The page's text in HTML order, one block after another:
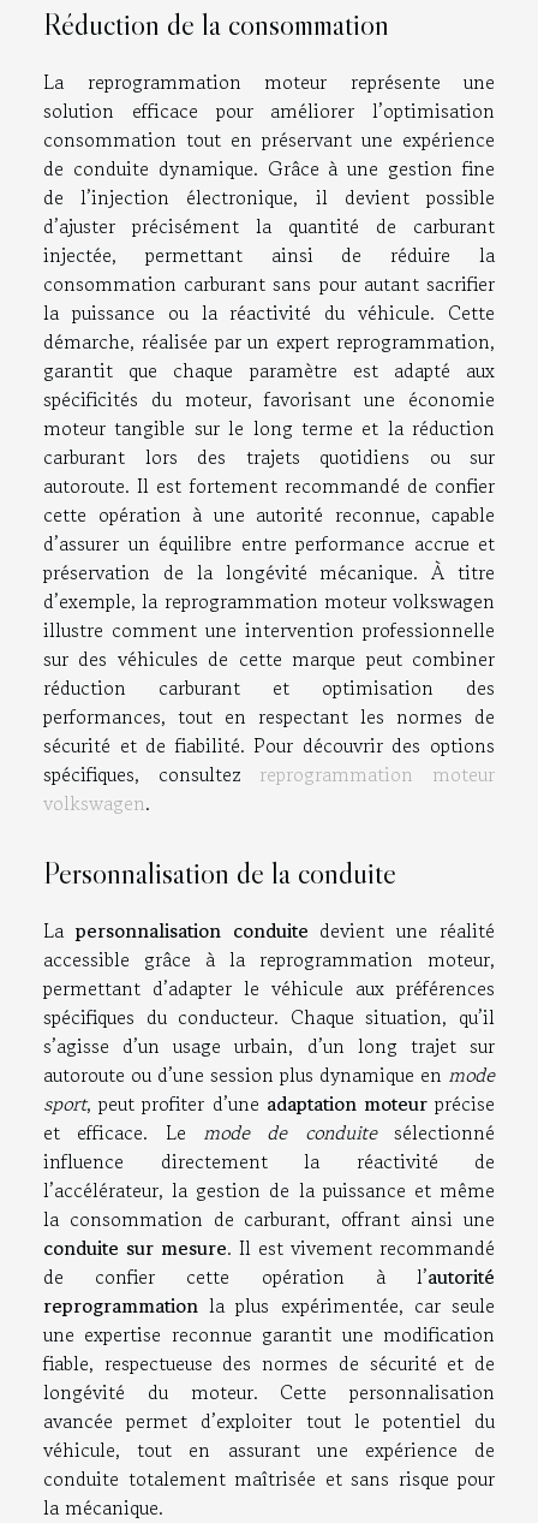
Réduction de la consommation
La reprogrammation moteur représente une
solution efficace pour améliorer l’optimisation
consommation tout en préservant une expérience
de conduite dynamique. Grâce à une gestion fine
de l’injection électronique, il devient possible
d’ajuster précisément la quantité de carburant
injectée, permettant ainsi de réduire la
consommation carburant sans pour autant sacrifier
la puissance ou la réactivité du véhicule. Cette
démarche, réalisée par un expert reprogrammation,
garantit que chaque paramètre est adapté aux
spécificités du moteur, favorisant une économie
moteur tangible sur le long terme et la réduction
carburant lors des trajets quotidiens ou sur
autoroute. Il est fortement recommandé de confier
cette opération à une autorité reconnue, capable
d’assurer un équilibre entre performance accrue et
préservation de la longévité mécanique. À titre
d’exemple, la reprogrammation moteur volkswagen
illustre comment une intervention professionnelle
sur des véhicules de cette marque peut combiner
réduction carburant et optimisation des
performances, tout en respectant les normes de
sécurité et de fiabilité. Pour découvrir des options
spécifiques, consultez reprogrammation moteur
volkswagen.
Personnalisation de la conduite
La personnalisation conduite devient une réalité
accessible grâce à la reprogrammation moteur,
permettant d’adapter le véhicule aux préférences
spécifiques du conducteur. Chaque situation, qu’il
s’agisse d’un usage urbain, d’un long trajet sur
autoroute ou d’une session plus dynamique en mode
sport, peut profiter d’une adaptation moteurprécise
et efficace. Le mode de conduitesélectionné
influence directement la réactivité de
l’accélérateur, la gestion de la puissance et même
la consommation de carburant, offrant ainsi une
conduite sur mesure. Il est vivement recommandé
de confier cette opération à l’autorité
reprogrammation la plus expérimentée, car seule
une expertise reconnue garantit une modification
fiable, respectueuse des normes de sécurité et de
longévité du moteur. Cette personnalisation
avancée permet d’exploiter tout le potentiel du
véhicule, tout en assurant une expérience de
conduite totalement maîtrisée et sans risque pour
la mécanique.